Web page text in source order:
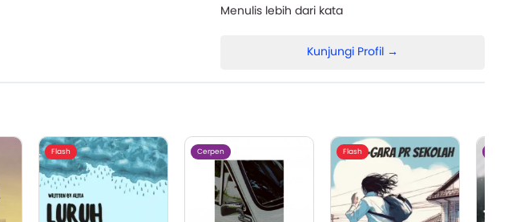
Menulis lebih dari kata
Kunjungi Profil →
Flash Cerpen Flash